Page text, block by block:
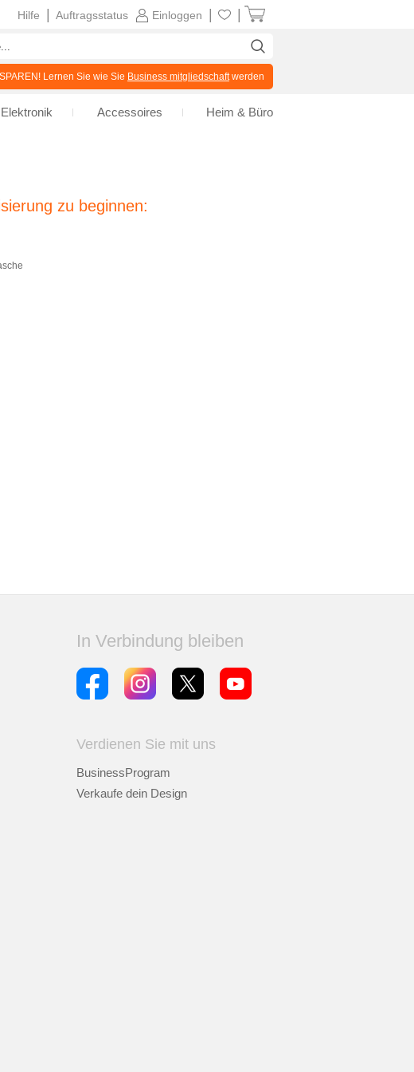
zu beginnen:
In Verbindung bleiben
Verdienen Sie mit uns
BusinessProgram
Verkaufe dein Design
Einloggen
Auftragsstatus
Hilfe
Lernen Sie wie Sie Business mitgliedschaftwerden
Elektronik Accessoires Heim & Büro